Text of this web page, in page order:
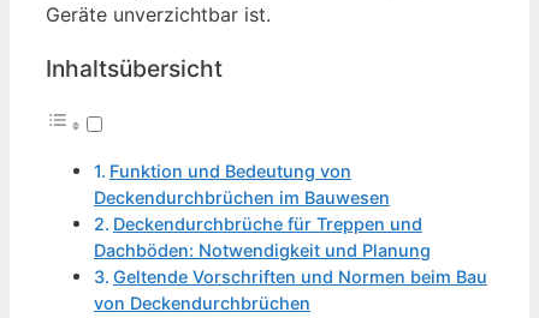
Geräte unverzichtbar ist.
Inhaltsübersicht
Funktion und Bedeutung von
Deckendurchbrüchen im Bauwesen
Deckendurchbrüche für Treppen und
Dachböden: Notwendigkeit und Planung
Geltende Vorschriften und Normen beim Bau
von Deckendurchbrüchen